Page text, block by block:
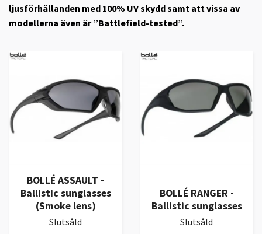
ljusförhållanden med 100% UV skydd samt att vissa av
modellerna även är ”Battlefield-tested”.
BOLLÉ ASSAULT -
Ballistic sunglasses
(Smoke lens)
Slutsåld
BOLLÉ RANGER -
Ballistic sunglasses
Slutsåld